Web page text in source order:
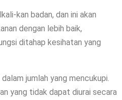
kan badan, dan ini akan
dengan lebih baik,
ditahap kesihatan yang
jumlah yang mencukupi.
yang tidak dapat diurai secara